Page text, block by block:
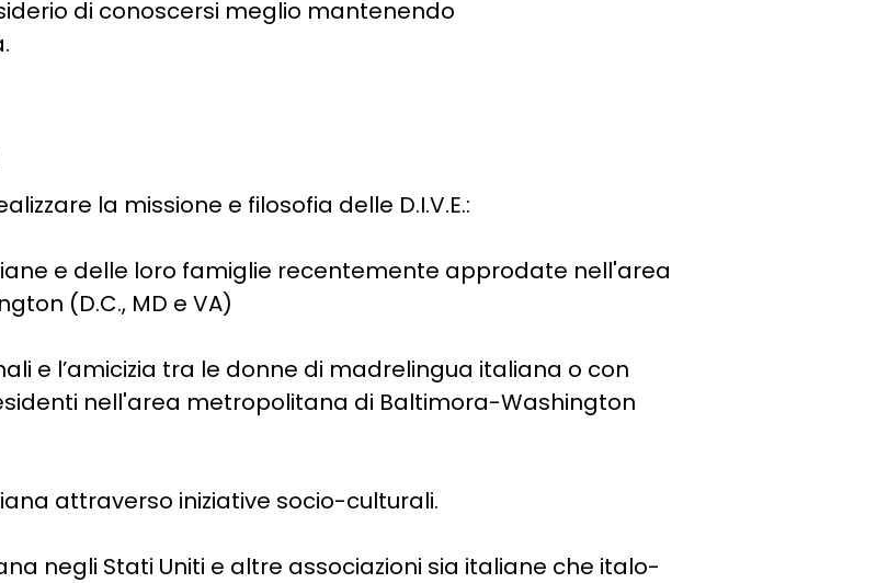
di conoscersi meglio mantenendo
la missione e filosofia delle D.I.V.E.:
e delle loro famiglie recentemente approdate nell'area
(D.C., MD e VA)
e l’amicizia tra le donne di madrelingua italiana o con
nell'area metropolitana di Baltimora-Washington
attraverso iniziative socio-culturali.
negli Stati Uniti e altre associazioni sia italiane che italo-